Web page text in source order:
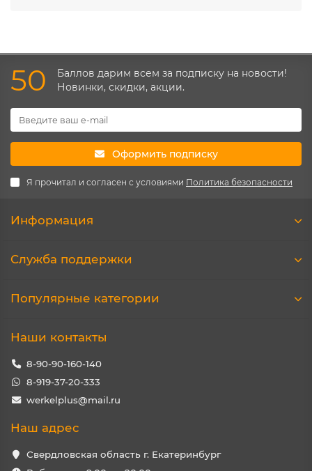
50
Баллов дарим всем за подписку на новости!
Новинки, скидки, акции.
Оформить подписку
Я прочитал и согласен с условиями Политика безопасности
Информация
Служба поддержки
Популярные категории
Наши контакты
8-90-90-160-140
8-919-37-20-333
werkelplus@mail.ru
Наш адрес
Свердловская область г. Екатеринбург